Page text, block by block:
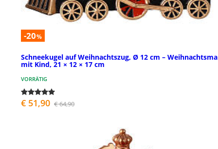
-20%
Schneekugel auf Weihnachtszug, Ø 12 cm –
mit Kind, 21 × 12 × 17 cm
VORRÄTIG
€ 51,90 € 64,90